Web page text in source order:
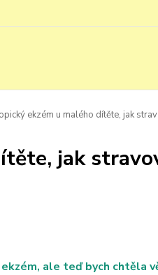
ekzém u malého dítěte, jak
jak
ale teď bych chtěla